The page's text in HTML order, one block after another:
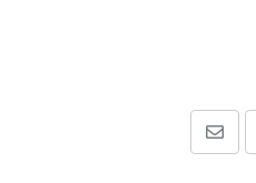
Share